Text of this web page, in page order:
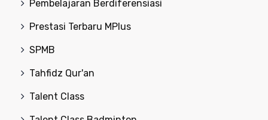
Pembelajaran Berdiferensiasi
Prestasi Terbaru MPlus
SPMB
Tahfidz Qur'an
Talent Class